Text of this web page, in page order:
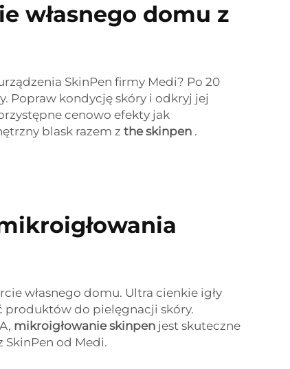
własnego domu z
SkinPen firmy Medi? Po 20
Popraw kondycję skóry i odkryj jej
cenowo efekty jak
blask razem z the skinpen .
własnego domu. Ultra cienkie igły
produktów do pielęgnacji skóry.
mikroigłowanie skinpen jest skuteczne
od Medi.